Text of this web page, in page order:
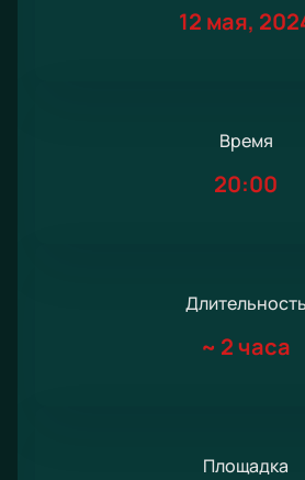
12 мая,
Время
20:00
Длительность
~ 2 часа
Площадка